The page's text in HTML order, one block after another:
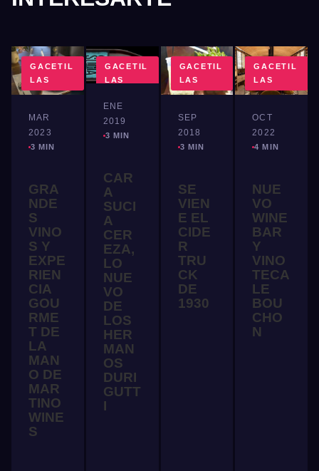
GACETIL
LAS
MAR
2023
3 MIN
GRA
NDE
S
VINO
S Y
EXPE
RIEN
CIA
GOU
RME
T DE
LA
MAN
O DE
MAR
TINO
WINE
S
GACETIL
LAS
ENE
2019
3 MIN
CAR
A
SUCI
A
CER
EZA,
LO
NUE
VO
DE
LOS
HER
MAN
OS
DURI
GUTT
I
GACETIL
LAS
SEP
2018
3 MIN
SE
VIEN
E EL
CIDE
R
TRU
CK
DE
1930
GACETIL
LAS
OCT
2022
4 MIN
NUE
VO
WINE
BAR
Y
VINO
TECA
LE
BOU
CHO
N